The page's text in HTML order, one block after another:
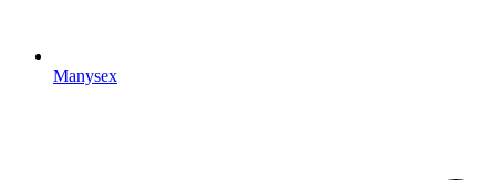
Manysex